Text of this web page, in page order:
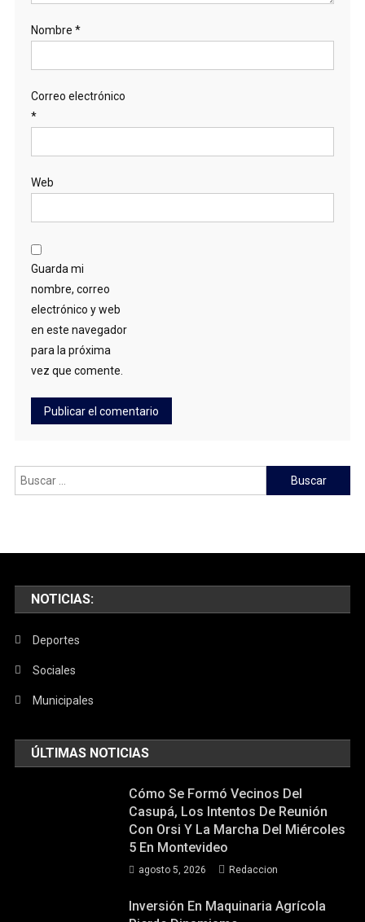
Nombre *
Correo electrónico
*
Web
Guarda mi
nombre, correo
electrónico y web
en este navegador
para la próxima
vez que comente.
Buscar:
NOTICIAS:
Deportes
Sociales
Municipales
ÚLTIMAS NOTICIAS
Cómo Se Formó Vecinos Del
Casupá, Los Intentos De Reunión
Con Orsi Y La Marcha Del Miércoles
5 En Montevideo
agosto 5, 2026 Redaccion
Inversión En Maquinaria Agrícola